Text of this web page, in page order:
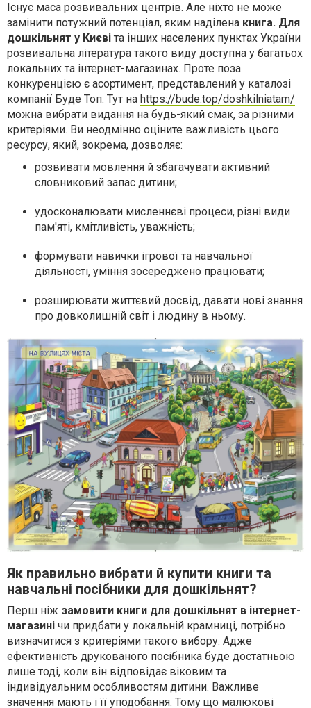
Існує маса розвивальних центрів. Але ніхто не може
замінити потужний потенціал, яким наділена книга. Для
дошкільнят у Києві та інших населених пунктах України
розвивальна література такого виду доступна у багатьох
локальних та інтернет-магазинах. Проте поза
конкуренцією є асортимент, представлений у каталозі
компанії Буде Топ. Тут на https://bude.top/doshkilniatam/
можна вибрати видання на будь-який смак, за різними
критеріями. Ви неодмінно оціните важливість цього
ресурсу, який, зокрема, дозволяє:
розвивати мовлення й збагачувати активний
словниковий запас дитини;
удосконалювати мисленнєві процеси, різні види
пам'яті, кмітливість, уважність;
формувати навички ігрової та навчальної
діяльності, уміння зосереджено працювати;
розширювати життєвий досвід, давати нові знання
про довколишній світ і людину в ньому.
Як правильно вибрати й купити книги та
навчальні посібники для дошкільнят?
Перш ніж замовити книги для дошкільнят в інтернет-
магазині чи придбати у локальній крамниці, потрібно
визначитися з критеріями такого вибору. Адже
ефективність друкованого посібника буде достатньою
лише тоді, коли він відповідає віковим та
індивідуальним особливостям дитини. Важливе
значення мають і її уподобання. Тому що малюкові